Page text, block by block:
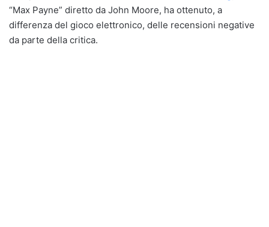
“Max Payne” diretto da John Moore, ha ottenuto, a
differenza del gioco elettronico, delle recensioni negative
da parte della critica.